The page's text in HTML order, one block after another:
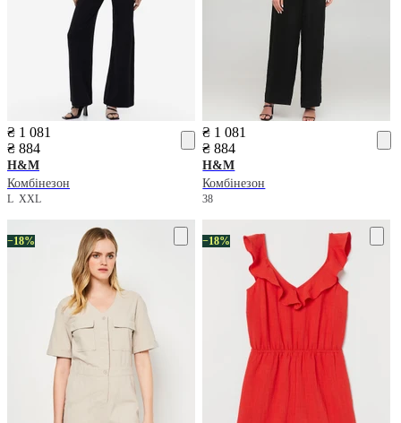
₴ 1 081
₴ 884
H&M
Комбінезон
L XXL
₴ 1 081
₴ 884
H&M
Комбінезон
38
−18% −18%